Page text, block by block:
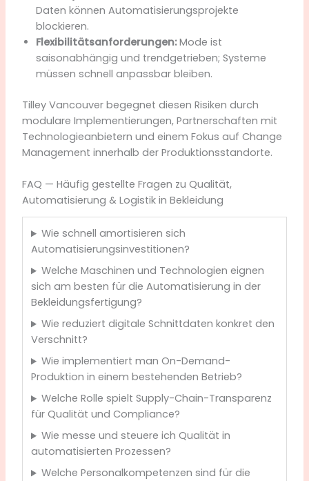
Daten können Automatisierungsprojekte
blockieren.
Flexibilitätsanforderungen:Mode ist
saisonabhängig und trendgetrieben; Systeme
müssen schnell anpassbar bleiben.
Tilley Vancouver begegnet diesen Risiken durch
modulare Implementierungen, Partnerschaften mit
Technologieanbietern und einem Fokus auf Change
Management innerhalb der Produktionsstandorte.
FAQ — Häufig gestellte Fragen zu Qualität,
Automatisierung & Logistik in Bekleidung
Wie schnell amortisieren sich
Automatisierungsinvestitionen?
Welche Maschinen und Technologien eignen
sich am besten für die Automatisierung in der
Bekleidungsfertigung?
Wie reduziert digitale Schnittdaten konkret den
Verschnitt?
Wie implementiert man On-Demand-
Produktion in einem bestehenden Betrieb?
Welche Rolle spielt Supply-Chain-Transparenz
für Qualität und Compliance?
Wie messe und steuere ich Qualität in
automatisierten Prozessen?
Welche Personalkompetenzen sind für die